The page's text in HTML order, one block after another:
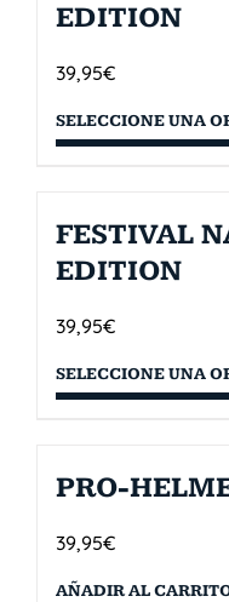
EDITION
39,95€
SELECCIONE UNA
FESTIVAL
EDITION
39,95€
SELECCIONE UNA
PRO-
39,95€
AÑADIR AL